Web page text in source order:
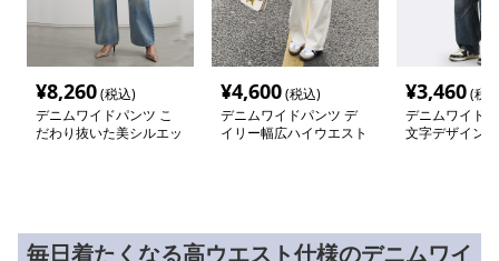
¥8,260(税込)
デニムワイドパンツ こ
だわり抜いた美シルエッ
¥4,600(税込)
デニムワイドパンツ デ
イリー幅広ハイウエスト
¥3,460(税
デニムワイド
文字デザイン
毎日着たくなる高ウエスト仕様のデニムワイ